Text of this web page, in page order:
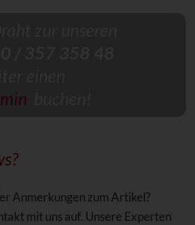
Anmerkungen zum Artikel?
mit uns auf. Unsere Experten